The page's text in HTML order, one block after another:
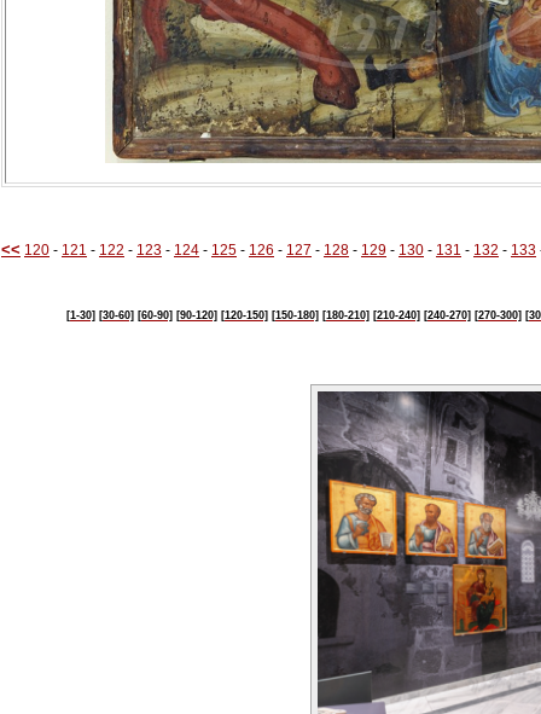
<< 120 - 121 - 122 - 123 - 124 - 125 - 126 - 127 - 128 - 129 - 130 - 131 - 132 - 133
[1-30] [30-60] [60-90] [90-120] [120-150] [150-180] [180-210] [210-240] [240-270] [270-300]